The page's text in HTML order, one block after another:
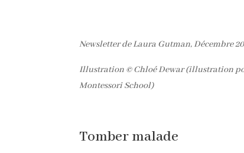
Newsletter de Laura Gutman, Décembre
Illustration © Chloé Dewar (illustration
Montessori School)
Tomber malade